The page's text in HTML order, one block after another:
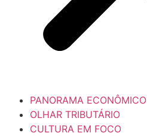
PANORAMA ECONÔMICO
OLHAR TRIBUTÁRIO
CULTURA EM FOCO